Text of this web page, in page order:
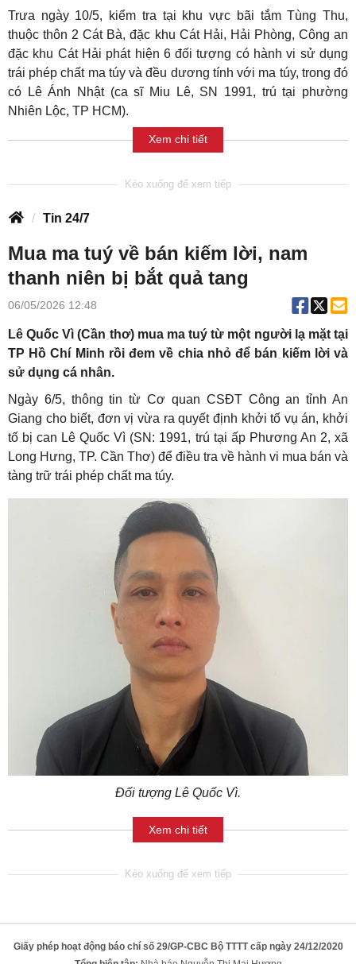
Trưa ngày 10/5, kiểm tra tại khu vực bãi tắm Tùng Thu,
thuộc thôn 2 Cát Bà, đặc khu Cát Hải, Hải Phòng, Công an
đặc khu Cát Hải phát hiện 6 đối tượng có hành vi sử dụng
trái phép chất ma túy và đều dương tính với ma túy, trong đó
có Lê Ánh Nhật (ca sĩ Miu Lê, SN 1991, trú tại phường
Nhiên Lộc, TP HCM).
Xem chi tiết
Tin 24/7
Mua ma tuý về bán kiếm lời, nam
thanh niên bị bắt quả tang
06/05/2026 12:48
Lê Quốc Vì (Cần thơ) mua ma tuý từ một người lạ mặt tại
TP Hồ Chí Minh rồi đem về chia nhỏ để bán kiếm lời và
sử dụng cá nhân.
Ngày 6/5, thông tin từ Cơ quan CSĐT Công an tỉnh An
Giang cho biết, đơn vị vừa ra quyết định khởi tố vụ án, khởi
tố bị can Lê Quốc Vì (SN: 1991, trú tại ấp Phương An 2, xã
Long Hưng, TP. Cần Thơ) để điều tra về hành vi mua bán và
tàng trữ trái phép chất ma túy.
Đối tượng Lê Quốc Vì.
Xem chi tiết
Giấy phép hoạt động báo chí số 29/GP-CBC Bộ TTTT cấp ngày 24/12/2020